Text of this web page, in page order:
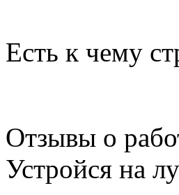
Есть к чему
Отзывы о
Устройся на